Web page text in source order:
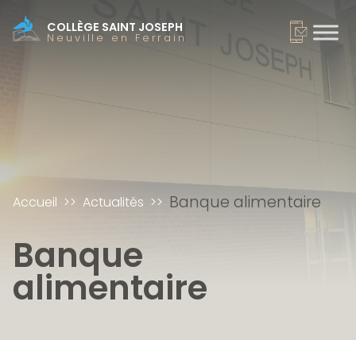
COLLÈGE SAINT JOSEPH
Neuville en Ferrain
Accueil Actualités Banque alimentaire
Banque
alimentaire